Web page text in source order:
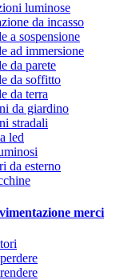
luminose
da incasso
a sospensione
ad immersione
da parete
da soffitto
da terra
da giardino
stradali
led
da esterno
merci